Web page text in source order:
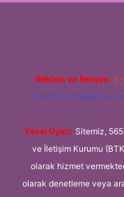
Reklam ve İletişim:
Yasal Uyarı: Sitemiz,
ve İletişim Kurumu
olarak hizmet
olarak denetleme veya